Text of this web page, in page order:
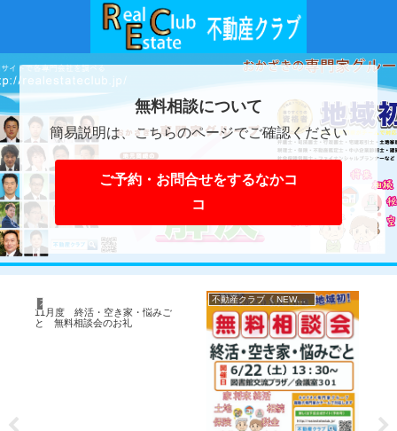
無料相談について
簡易説明は、こちらのページでご確認ください
ご予約・お問合せをするなかコ
コ
不動産クラブ《 NEWS 》
11月度 終活・空き家・悩みご
と 無料相談会のお礼
不動産クラブ《 NEWS 》